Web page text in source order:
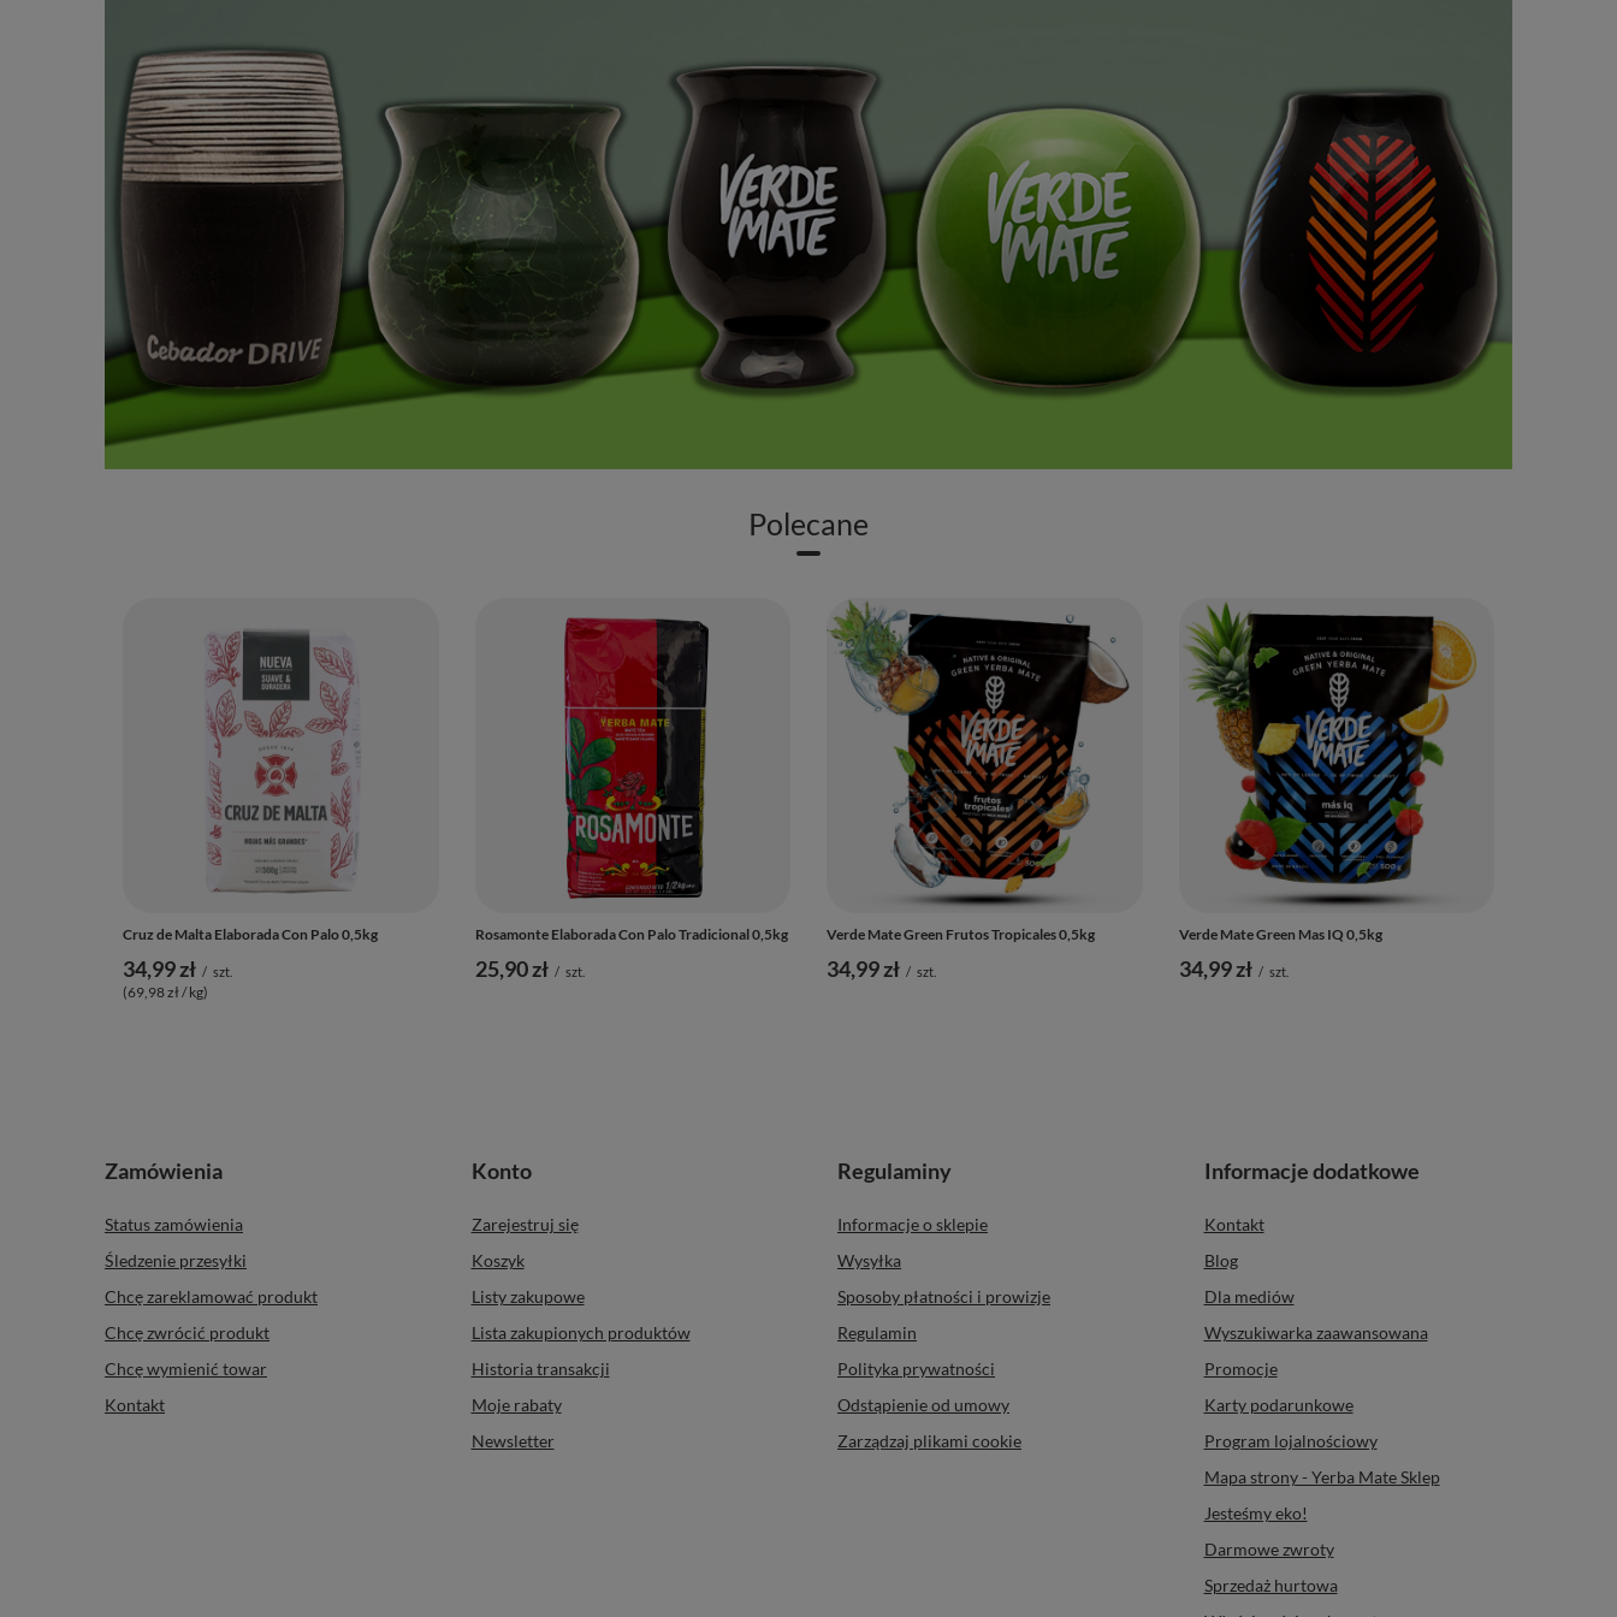
Polecane
Cruz de Malta Elaborada Con Palo 0,5kg
34,99 zł / szt.
(69,98 zł / kg)
Rosamonte Elaborada Con Palo Tradicional 0,5kg
25,90 zł / szt.
Verde Mate Green Frutos Tropicales 0,5kg
34,99 zł / szt.
Verde Mate Green Mas IQ 0,5kg
34,99 zł / szt.
Zamówienia
Status zamówienia
Śledzenie przesyłki
Chcę zareklamować produkt
Chcę zwrócić produkt
Chcę wymienić towar
Kontakt
Konto
Zarejestruj się
Koszyk
Listy zakupowe
Lista zakupionych produktów
Historia transakcji
Moje rabaty
Newsletter
Regulaminy
Informacje o sklepie
Wysyłka
Sposoby płatności i prowizje
Regulamin
Polityka prywatności
Odstąpienie od umowy
Zarządzaj plikami cookie
Informacje dodatkowe
Kontakt
Blog
Dla mediów
Wyszukiwarka zaawansowana
Promocje
Karty podarunkowe
Program lojalnościowy
Mapa strony - Yerba Mate Sklep
Jesteśmy eko!
Darmowe zwroty
Sprzedaż hurtowa